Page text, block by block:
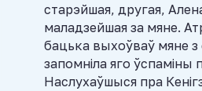
старэйшая, другая,
маладзейшая за мяне.
бацька выхоўваў мяне з
запомніла яго ўспаміны
Наслухаўшыся пра